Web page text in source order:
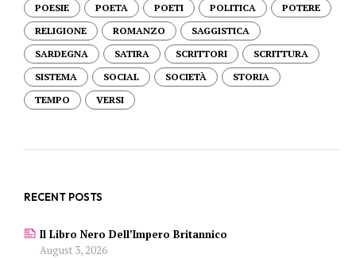
POESIE
POETA POETI POLITICA
POTERE
RELIGIONE
ROMANZO
SAGGISTICA
SARDEGNA
SATIRA SCRITTORI
SCRITTURA
SISTEMA
SOCIAL SOCIETÀ
STORIA
TEMPO
VERSI
RECENT POSTS
Il Libro Nero Dell’Impero Britannico
August 3, 2026